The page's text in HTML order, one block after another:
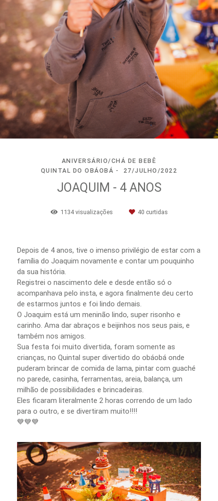
ANIVERSÁRIO/CHÁ DE BEBÊ
QUINTAL DO OBÁOBÁ
27/JULHO/2022
JOAQUIM - 4 ANOS
1134visualizações 40 curtidas
Depois de 4 anos, tive o imenso privilégio de estar com a
família do Joaquim novamente e contar um pouquinho
da sua história.
Registrei o nascimento dele e desde então só o
acompanhava pelo insta, e agora finalmente deu certo
de estarmos juntos e foi lindo demais.
O Joaquim está um meninão lindo, super risonho e
carinho. Ama dar abraços e beijinhos nos seus pais, e
também nos amigos.
Sua festa foi muito divertida, foram somente as
crianças, no Quintal super divertido do obáobá onde
puderam brincar de comida de lama, pintar com guaché
no parede, casinha, ferramentas, areia, balança, um
milhão de possibilidades e brincadeiras.
Eles ficaram literalmente 2 horas correndo de um lado
para o outro, e se divertiram muito!!!!
💙💙💙